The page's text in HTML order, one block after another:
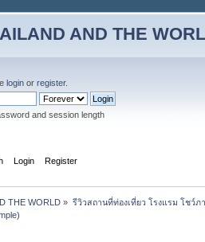
AND THE
login or register.
and session length
Login Register
THE WORLD » รีวิวสถานที่ท่องเที่ยว โรงแรม โชว์ภ